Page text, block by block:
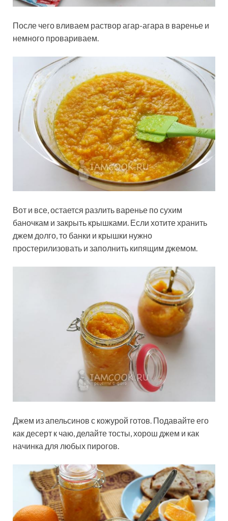
После чего вливаем раствор агар-агара в варенье и
немного провариваем.
Вот и все, остается разлить варенье по сухим
баночкам и закрыть крышками. Если хотите хранить
джем долго, то банки и крышки нужно
простерилизовать и заполнить кипящим джемом.
Джем из апельсинов с кожурой готов. Подавайте его
как десерт к чаю, делайте тосты, хорош джем и как
начинка для любых пирогов.